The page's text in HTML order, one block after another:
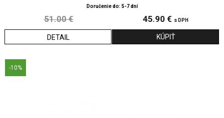
Doručenie do: 5-7 dní
51.00 € 45.90 € s DPH
DETAIL
-10%